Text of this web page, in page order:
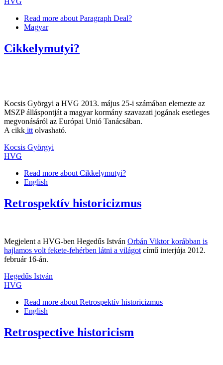
Read more about Paragraph Deal?
Magyar
Cikkelymutyi?
Kocsis Györgyi a HVG 2013. május 25-i számában elemezte az
MSZP álláspontját a magyar kormány szavazati jogának esetleges
megvonásáról az Európai Unió Tanácsában.
A cikk itt olvasható.
Kocsis Györgyi
HVG
Read more about Cikkelymutyi?
English
Retrospektív historicizmus
Megjelent a HVG-ben Hegedűs István Orbán Viktor korábban is
hajlamos volt fekete-fehérben látni a világot című interjúja 2012.
február 16-án.
Hegedűs István
HVG
Read more about Retrospektív historicizmus
English
Retrospective historicism